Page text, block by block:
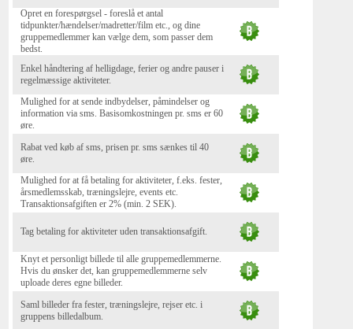
Opret en forespørgsel - foreslå et antal
tidpunkter/hændelser/madretter/film etc., og dine
gruppemedlemmer kan vælge dem, som passer dem
bedst.
Enkel håndtering af helligdage, ferier og andre pauser i
regelmæssige aktiviteter.
Mulighed for at sende indbydelser, påmindelser og
information via sms. Basisomkostningen pr. sms er 60
øre.
Rabat ved køb af sms, prisen pr. sms sænkes til 40
øre.
Mulighed for at få betaling for aktiviteter, f.eks. fester,
årsmedlemsskab, træningslejre, events etc.
Transaktionsafgiften er 2% (min. 2 SEK).
Tag betaling for aktiviteter uden transaktionsafgift.
Knyt et personligt billede til alle gruppemedlemmerne.
Hvis du ønsker det, kan gruppemedlemmerne selv
uploade deres egne billeder.
Saml billeder fra fester, træningslejre, rejser etc. i
gruppens billedalbum.